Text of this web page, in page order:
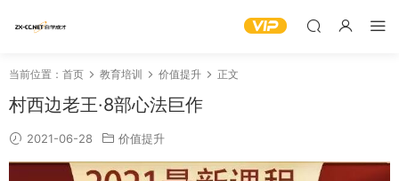
当前位置： 首页 教育培训 价值提升 正文
村西边老王·8部心法巨作
2021-06-28 价值提升